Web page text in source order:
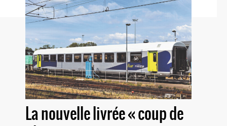
La nouvelle livrée « coup de